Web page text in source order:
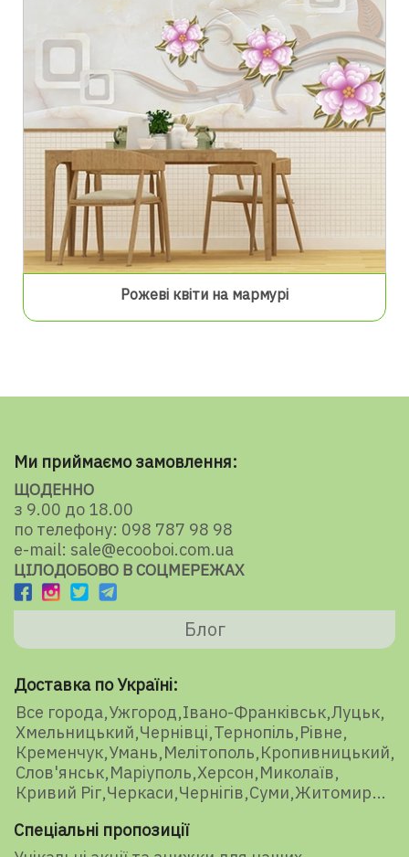
Рожеві квіти на мармурі
Ми приймаємо замовлення:
ЩОДЕННО
з 9.00 до 18.00
по телефону: 098 787 98 98
e-mail: sale@ecooboi.com.ua
ЦІЛОДОБОВО В СОЦМЕРЕЖАХ
Блог
Доставка по Україні:
Все города Ужгород Івано-Франківськ Луцьк
Хмельницький Чернівці Тернопіль Рівне
Кременчук Умань Мелітополь Кропивницький
Слов'янськ Маріуполь Херсон Миколаїв
Кривий Ріг Черкаси Чернігів Суми Житомир
Спеціальні пропозиції